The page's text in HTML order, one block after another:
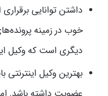
داشتن توانایی
خوب در زمینه
دیگری است که وکیل
بهترین وکیل